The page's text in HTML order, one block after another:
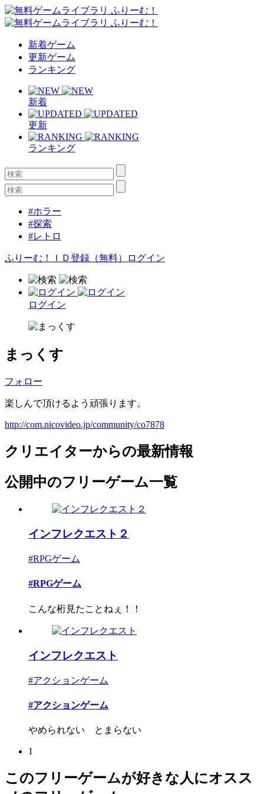
新着ゲーム
更新ゲーム
ランキング
新着
更新
ランキング
#ホラー
#探索
#レトロ
ふりーむ！ＩＤ登録（無料） ログイン
ログイン
まっくす
フォロー
楽しんで頂けるよう頑張ります。
http://com.nicovideo.jp/community/co7878
クリエイターからの最新情報
公開中のフリーゲーム一覧
インフレクエスト２
#RPGゲーム
#RPGゲーム
こんな桁見たことねぇ！！
インフレクエスト
#アクションゲーム
#アクションゲーム
やめられない とまらない
1
このフリーゲームが好きな人にオスス